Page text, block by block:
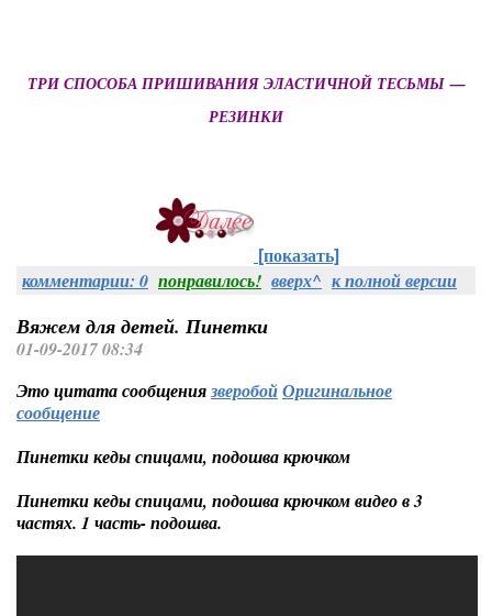
ТРИ СПОСОБА ПРИШИВАНИЯ ЭЛАСТИЧНОЙ ТЕСЬМЫ —
РЕЗИНКИ
[показать]
комментарии: 0 понравилось! вверх^ к полной версии
Вяжем для детей. Пинетки
01-09-2017 08:34
Это цитата сообщениязверобойОригинальное
сообщение
Пинетки кеды спицами, подошва крючком
Пинетки кеды спицами, подошва крючком видео в 3
частях. 1 часть- подошва.